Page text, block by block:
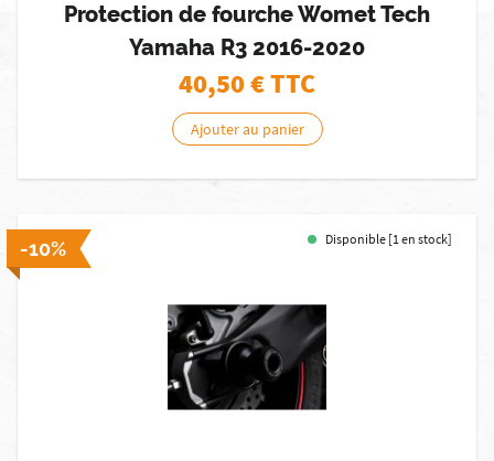
Protection de fourche Womet Tech
Yamaha R3 2016-2020
40,50€ TTC
Ajouter au panier
-10% Disponible [1 en stock]